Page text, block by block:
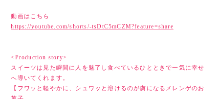
動画はこちら
https://youtube.com/shorts/-tsDtC5mCZM?feature=share
<Production story>
スイーツは見た瞬間に人を魅了し食べているひとときで一気に幸せ
へ導いてくれます。
【フワッと軽やかに、シュワッと溶けるのが虜になるメレンゲのお